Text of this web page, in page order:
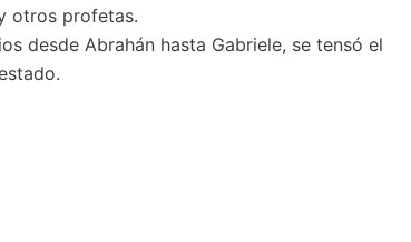
otros profetas.
desde Abrahán hasta Gabriele, se tensó el